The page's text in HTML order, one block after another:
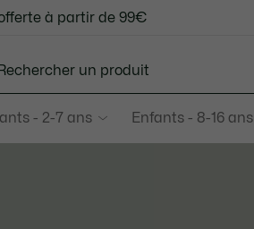
une sélection à prix réduits.
sous 30 jours.*
à partir de 99€
- 2-7 ans Enfants - 8-16 ans